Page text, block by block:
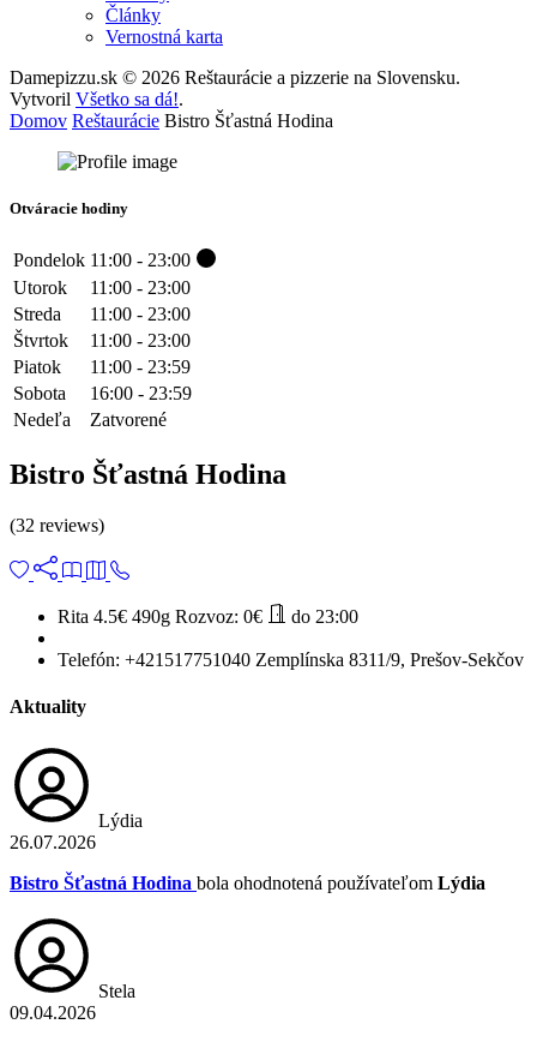
Články
Vernostná karta
Damepizzu.sk © 2026 Reštaurácie a pizzerie na Slovensku.
Vytvoril Všetko sa dá!.
Domov Reštaurácie Bistro Šťastná Hodina
Otváracie hodiny
Pondelok 11:00 - 23:00
Utorok
11:00 - 23:00
Streda
11:00 - 23:00
Štvrtok
11:00 - 23:00
Piatok
11:00 - 23:59
Sobota
16:00 - 23:59
Nedeľa
Zatvorené
Bistro Šťastná Hodina
(32 reviews)
Rita 4.5€ 490g Rozvoz: 0€ do 23:00
Telefón: +421517751040 Zemplínska 8311/9, Prešov-Sekčov
Aktuality
Lýdia
26.07.2026
Bistro Šťastná Hodina bola ohodnotená používateľom Lýdia
Stela
09.04.2026